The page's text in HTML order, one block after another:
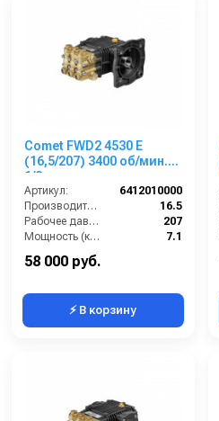
Comet FWD2 4530 E
(16,5/207) 3400 об/мин.1”
1/8 п.в.
Артикул:
6412010000
Производительность (л/мин):
16.5
Рабочее давление (бар):
207
Мощность (кВт):
7.1
Обороты двигателя (об/мин):
58 000 руб.
⚡ В корзину